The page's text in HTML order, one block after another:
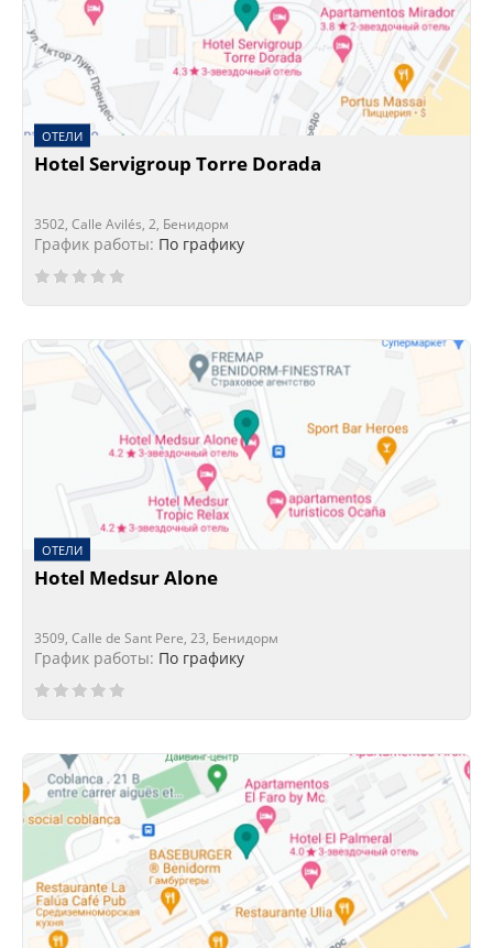
ОТЕЛИ
Hotel Servigroup Torre Dorada
3502, Calle Avilés, 2, Бенидорм
График работы: По графику
ОТЕЛИ
Hotel Medsur Alone
3509, Calle de Sant Pere, 23, Бенидорм
График работы: По графику